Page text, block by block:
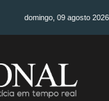
domingo, 09 agosto 2026